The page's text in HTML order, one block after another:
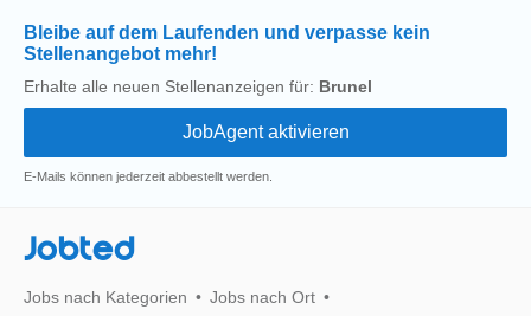
Bleibe auf dem Laufenden und verpasse kein
Stellenangebot mehr!
Erhalte alle neuen Stellenanzeigen für: Brunel
E-Mails können jederzeit abbestellt werden.
Jobted
Jobs nach Kategorien Jobs nach Ort